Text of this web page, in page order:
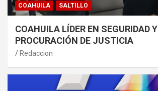
COAHUILA SALTILLO
COAHUILA LÍDER EN SEGURIDAD Y
PROCURACIÓN DE JUSTICIA
Redaccion